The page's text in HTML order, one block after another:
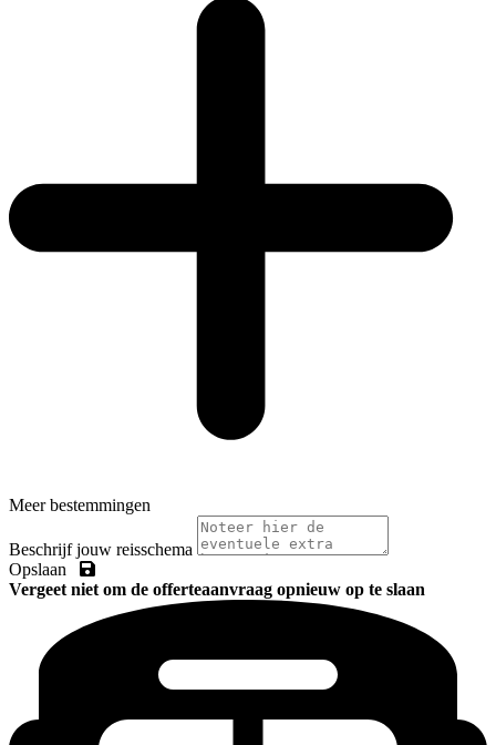
Meer bestemmingen
Beschrijf jouw reisschema
Opslaan
Vergeet niet om de offerteaanvraag opnieuw op te slaan